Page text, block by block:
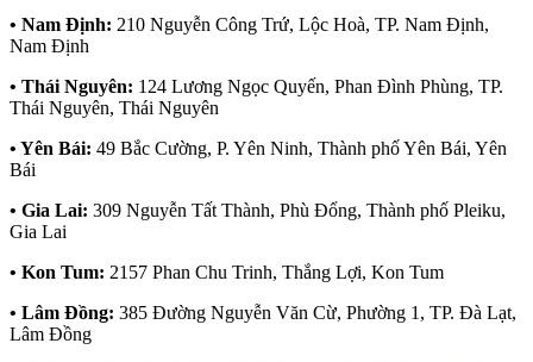
• Nam Định: 210 Nguyễn Công Trứ, Lộc Hoà, TP. Nam Định,
Nam Định
• Thái Nguyên: 124 Lương Ngọc Quyến, Phan Đình Phùng, TP.
Thái Nguyên, Thái Nguyên
• Yên Bái: 49 Bắc Cường, P. Yên Ninh, Thành phố Yên Bái, Yên
Bái
• Gia Lai: 309 Nguyễn Tất Thành, Phù Đổng, Thành phố Pleiku,
Gia Lai
• Kon Tum: 2157 Phan Chu Trinh, Thắng Lợi, Kon Tum
• Lâm Đồng: 385 Đường Nguyễn Văn Cừ, Phường 1, TP. Đà Lạt,
Lâm Đồng